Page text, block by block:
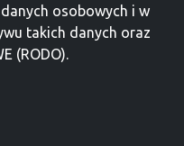
osobowych i w
takich danych oraz
(RODO).